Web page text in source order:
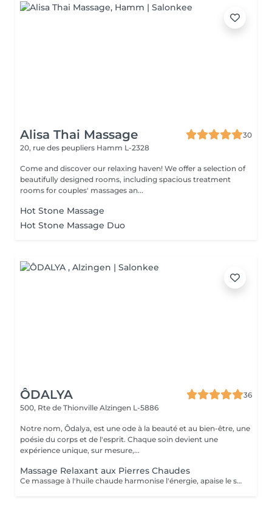
Alisa Thai Massage
30
20, rue des peupliers Hamm L-2328
Come and discover our relaxing haven! We offer a selection of
beautifully designed rooms, including spacious treatment
rooms for couples' massages an...
Hot Stone Massage
Hot Stone Massage Duo
ÔDALYA
36
500, Rte de Thionville Alzingen L-5886
Notre nom, Ôdalya, est une ode à la beauté et au bien-être, une
poésie du corps et de l'esprit. Chaque soin devient une
expérience unique, sur mesure,...
Massage Relaxant aux Pierres Chaudes
Ce massage à l'huile chaude harmonise l'énergie, apaise le système nerveux et procure une sensation de bien-être intense. La chaleur diffuse des pierres de lave aide à libérer les tensions musculaires et procurer une détente absolue. Idéal pour évacuer le stress et retrouver un équilibre profond.